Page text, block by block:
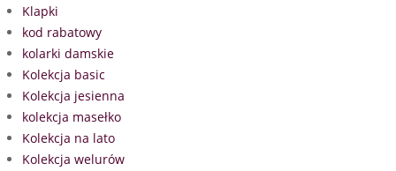
Klapki
kod rabatowy
kolarki damskie
Kolekcja basic
Kolekcja jesienna
kolekcja masełko
Kolekcja na lato
Kolekcja welurów